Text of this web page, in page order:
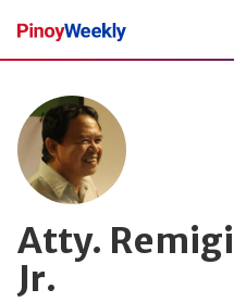
Pinoy
Weekly
Atty.
Jr.